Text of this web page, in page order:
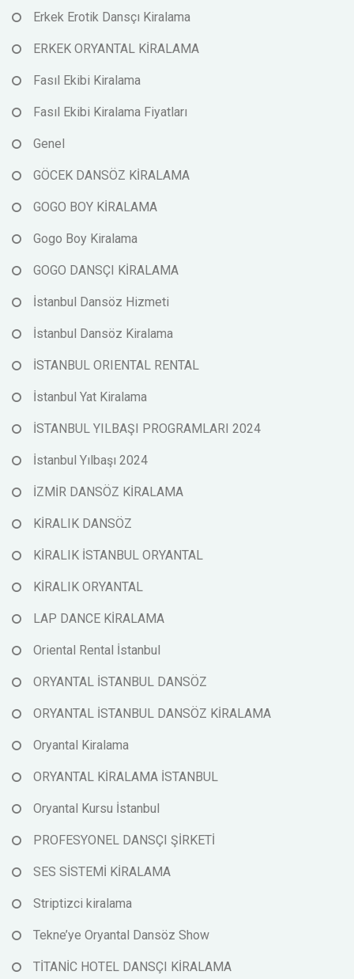
Erkek Erotik Dansçı Kiralama
ERKEK ORYANTAL KİRALAMA
Fasıl Ekibi Kiralama
Fasıl Ekibi Kiralama Fiyatları
Genel
GÖCEK DANSÖZ KİRALAMA
GOGO BOY KİRALAMA
Gogo Boy Kiralama
GOGO DANSÇI KİRALAMA
İstanbul Dansöz Hizmeti
İstanbul Dansöz Kiralama
İSTANBUL ORIENTAL RENTAL
İstanbul Yat Kiralama
İSTANBUL YILBAŞI PROGRAMLARI 2024
İstanbul Yılbaşı 2024
İZMİR DANSÖZ KİRALAMA
KİRALIK DANSÖZ
KİRALIK İSTANBUL ORYANTAL
KİRALIK ORYANTAL
LAP DANCE KİRALAMA
Oriental Rental İstanbul
ORYANTAL İSTANBUL DANSÖZ
ORYANTAL İSTANBUL DANSÖZ KİRALAMA
Oryantal Kiralama
ORYANTAL KİRALAMA İSTANBUL
Oryantal Kursu İstanbul
PROFESYONEL DANSÇI ŞİRKETİ
SES SİSTEMİ KİRALAMA
Striptizci kiralama
Tekne’ye Oryantal Dansöz Show
TİTANİC HOTEL DANSÇI KİRALAMA